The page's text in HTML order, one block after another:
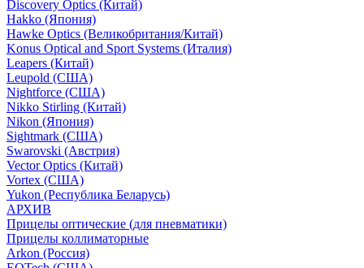
Discovery Optics (Китай)
Hakko (Япония)
Hawke Optics (Великобритания/Китай)
Konus Optical and Sport Systems (Италия)
Leapers (Китай)
Leupold (США)
Nightforce (США)
Nikko Stirling (Китай)
Nikon (Япония)
Sightmark (США)
Swarovski (Австрия)
Vector Optics (Китай)
Vortex (США)
Yukon (Республика Беларусь)
АРХИВ
Прицелы оптические (для пневматики)
Прицелы коллиматорные
Arkon (Россия)